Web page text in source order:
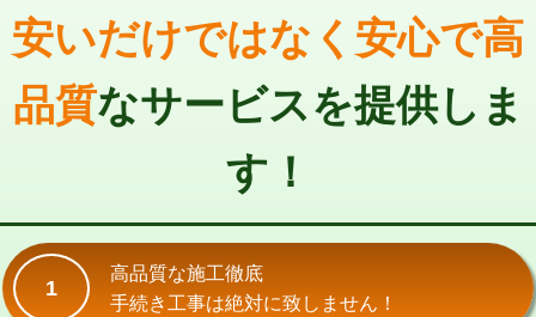
その他部品の脱着 8,800円～
交換・取付（タンク） 22,000円+材料費
交換・取付(単水栓（壁付・デッキ
式・ワンホール）)
交換・取付(排水栓・排水トラップ
22,000円+材料費
安いだけではなく安心で高
品質なサービスを提供しま
す！
1
高品質な施工徹底
手続き工事は絶対に致しません！